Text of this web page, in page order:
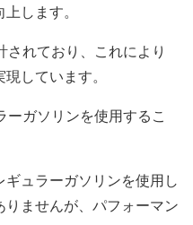
します。
れており、これにより
しています。
ーガソリンを使用するこ
ギュラーガソリンを使用し
ませんが、パフォーマン